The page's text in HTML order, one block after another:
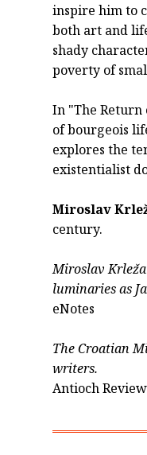
inspire him to
both art and
shady
poverty of
In "The
of bourgeois
explores the
existentialist
Miroslav
century.
Miroslav
luminaries as
eNotes
The Croatian
writers.
Antioch Review